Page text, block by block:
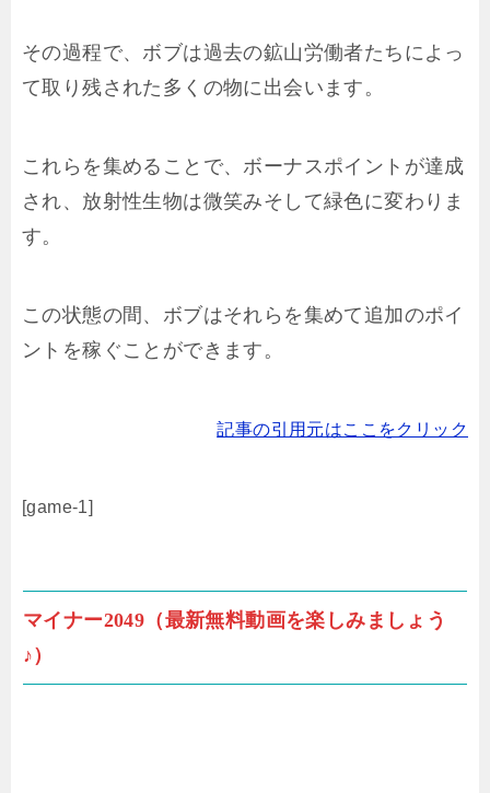
その過程で、ボブは過去の鉱山労働者たちによっ
て取り残された多くの物に出会います。
これらを集めることで、ボーナスポイントが達成
され、放射性生物は微笑みそして緑色に変わりま
す。
この状態の間、ボブはそれらを集めて追加のポイ
ントを稼ぐことができます。
記事の引用元はここをクリック
[game-1]
マイナー2049（最新無料動画を楽しみましょう
♪）